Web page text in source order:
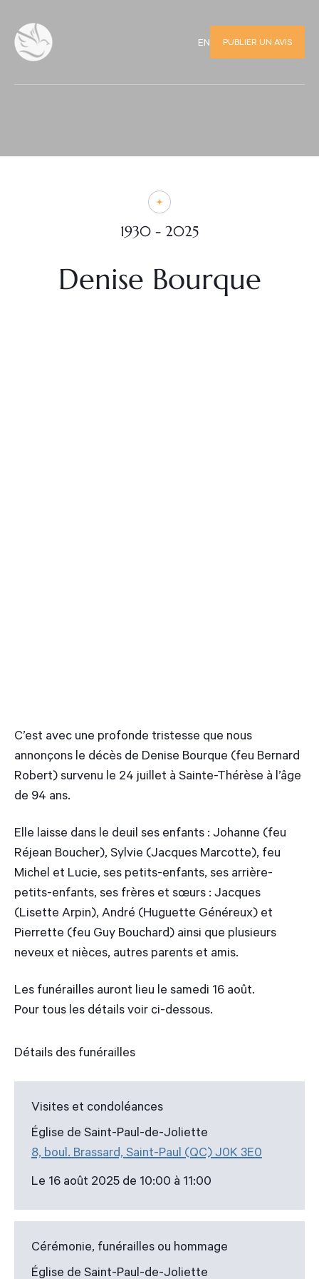
EN PUBLIER UN AVIS
1930 - 2025
Denise Bourque
C’est avec une profonde tristesse que nous
annonçons le décès de Denise Bourque (feu Bernard
Robert) survenu le 24 juillet à Sainte-Thérèse à l’âge
de 94 ans.
Elle laisse dans le deuil ses enfants : Johanne (feu
Réjean Boucher), Sylvie (Jacques Marcotte), feu
Michel et Lucie, ses petits-enfants, ses arrière-
petits-enfants, ses frères et sœurs : Jacques
(Lisette Arpin), André (Huguette Généreux) et
Pierrette (feu Guy Bouchard) ainsi que plusieurs
neveux et nièces, autres parents et amis.
Les funérailles auront lieu le samedi 16 août.
Pour tous les détails voir ci-dessous.
Détails des funérailles
Visites et condoléances
Église de Saint-Paul-de-Joliette
8, boul. Brassard, Saint-Paul (QC) J0K 3E0
Le 16 août 2025 de 10:00 à 11:00
Cérémonie, funérailles ou hommage
Église de Saint-Paul-de-Joliette